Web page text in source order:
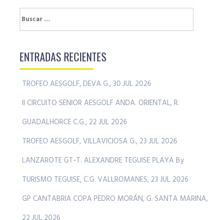
Buscar:
ENTRADAS RECIENTES
TROFEO AESGOLF, DEVA G., 30 JUL 2026
II CIRCUITO SENIOR AESGOLF ANDA. ORIENTAL, R.
GUADALHORCE C.G., 22 JUL 2026
TROFEO AESGOLF, VILLAVICIOSA G., 23 JUL 2026
LANZAROTE GT-T. ALEXANDRE TEGUISE PLAYA By
TURISMO TEGUISE, C.G. VALLROMANES, 23 JUL 2026
GP CANTABRIA COPA PEDRO MORÁN, G. SANTA MARINA,